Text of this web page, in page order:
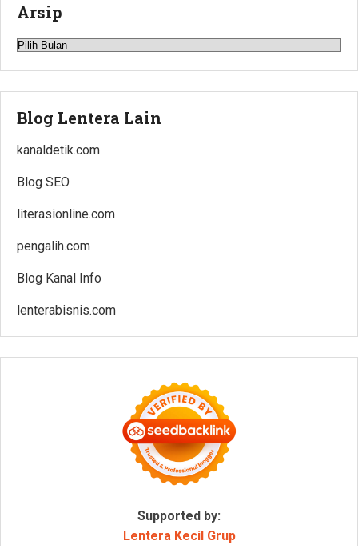
Arsip
Arsip
Blog Lentera Lain
kanaldetik.com
Blog SEO
literasionline.com
pengalih.com
Blog Kanal Info
lenterabisnis.com
Supported by:
Lentera Kecil Grup